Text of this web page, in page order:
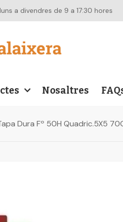
a divendres de 9 a 17:30 hores
Nosaltres
Dura Fº 50H Quadric.5X5